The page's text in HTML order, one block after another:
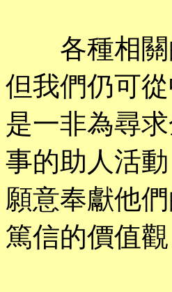
各種相關
但我們仍可
是一非為尋
事的助人活
願意奉獻他
篤信的價值